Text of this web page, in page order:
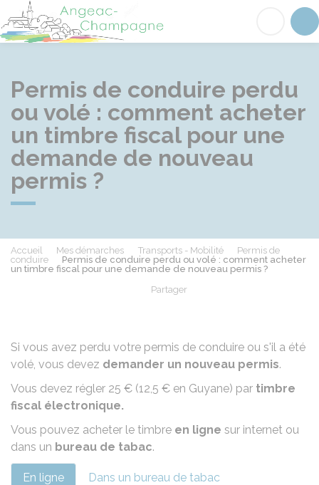
Angeac-Champagne
Permis de conduire perdu
ou volé : comment acheter
un timbre fiscal pour une
demande de nouveau
permis ?
Accueil Mes démarches Transports - Mobilité
Permis de
conduire
Permis de conduire perdu ou volé : comment acheter
un timbre fiscal pour une demande de nouveau permis ?
Partager
Si vous avez perdu votre permis de conduire ou s'il a été
volé, vous devez demander un nouveau permis.
Vous devez régler 25 € (12,5 € en Guyane) par timbre
fiscal électronique.
Vous pouvez acheter le timbre en ligne sur internet ou
dans un bureau de tabac.
En ligne Dans un bureau de tabac